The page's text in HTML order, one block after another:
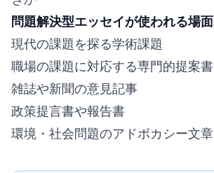
問題解決型エッセイが使われる場面
現代の課題を探る学術課題
職場の課題に対応する専門的提案書
雑誌や新聞の意見記事
政策提言書や報告書
環境・社会問題のアドボカシー文章